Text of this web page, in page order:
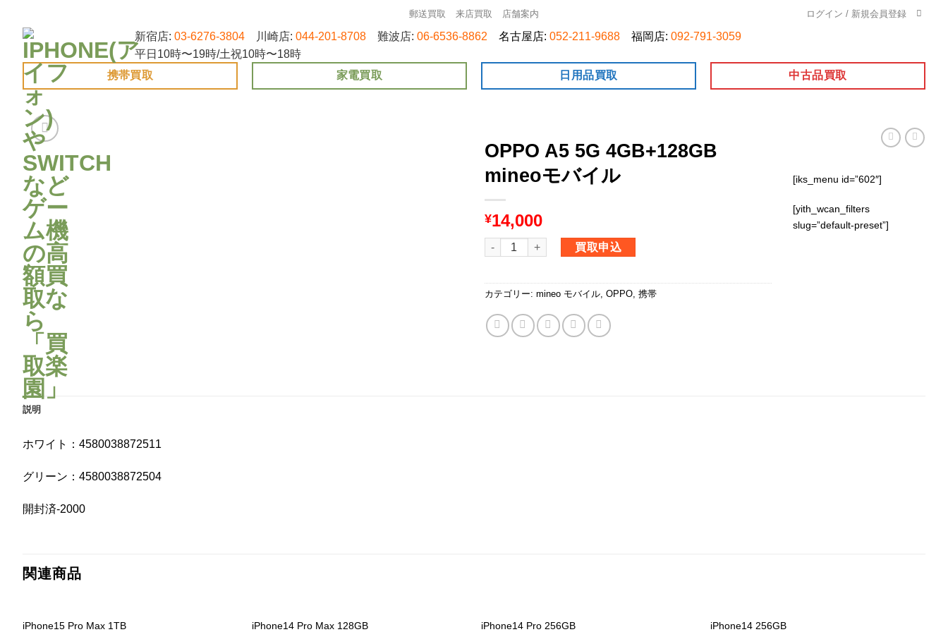
content
郵送買取 来店買取 店舗案内 ログイン / 新規会員登録
新宿店: 03-6276-3804 川崎店: 044-201-8708 難波店: 06-6536-8862 名古屋店: 052-211-9688 福岡店: 092-791-3059
平日10時〜19時/土祝10時〜18時
携帯買取
家電買取 日用品買取 中古品買取
OPPO A5 5G 4GB+128GB
mineoモバイル
¥14,000
OPPO A5 5G 4GB+128GB mineoモバイル個
買取申込
カテゴリー: mineo モバイル, OPPO, 携帯
[iks_menu id=”602″]
[yith_wcan_filters
slug=”default-preset”]
説明
ホワイト：4580038872511
グリーン：4580038872504
開封済-2000
関連商品
iPhone15 Pro Max 1TB iPhone14 Pro Max 128GB iPhone14 Pro 256GB iPhone14 256GB